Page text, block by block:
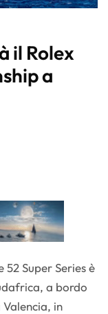
il Rolex
a
Super Series è
a bordo
in